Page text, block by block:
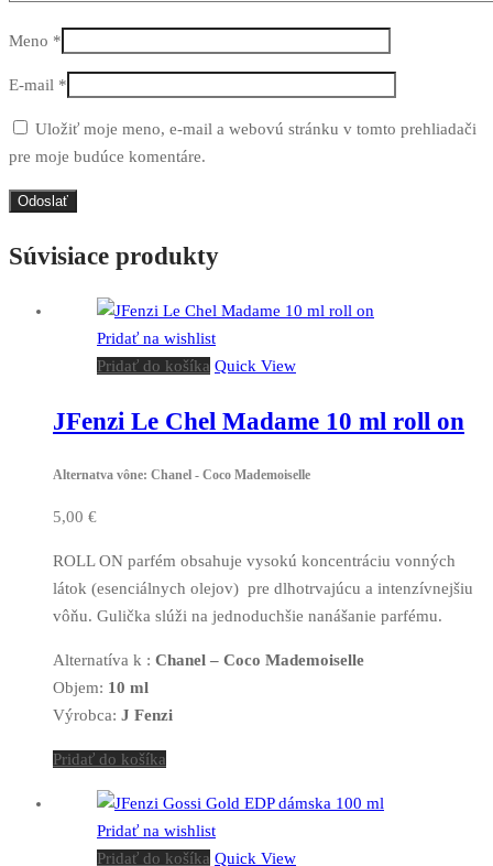
Meno *
E-mail *
Uložiť moje meno, e-mail a webovú stránku v tomto prehliadači
pre moje budúce komentáre.
Súvisiace produkty
Pridať na wishlist
Pridať do košíka Quick View
JFenzi Le Chel Madame 10 ml roll on
Alternatva vône: Chanel - Coco Mademoiselle
5,00 €
ROLL ON parfém obsahuje vysokú koncentráciu vonných
látok (esenciálnych olejov) pre dlhotrvajúcu a intenzívnejšiu
vôňu. Gulička slúži na jednoduchšie nanášanie parfému.
Alternatíva k : Chanel – Coco Mademoiselle
Objem: 10 ml
Výrobca: J Fenzi
Pridať do košíka
Pridať na wishlist
Pridať do košíka Quick View